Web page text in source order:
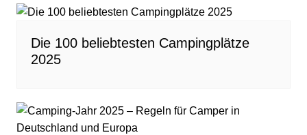
Die 100 beliebtesten Campingplätze
2025